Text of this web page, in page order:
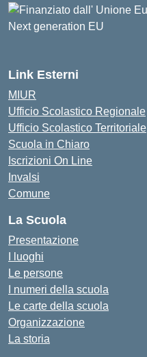
Link Esterni
MIUR
Ufficio Scolastico Regionale
Ufficio Scolastico Territoriale
Scuola in Chiaro
Iscrizioni On Line
Invalsi
Comune
La Scuola
Presentazione
I luoghi
Le persone
I numeri della scuola
Le carte della scuola
Organizzazione
La storia